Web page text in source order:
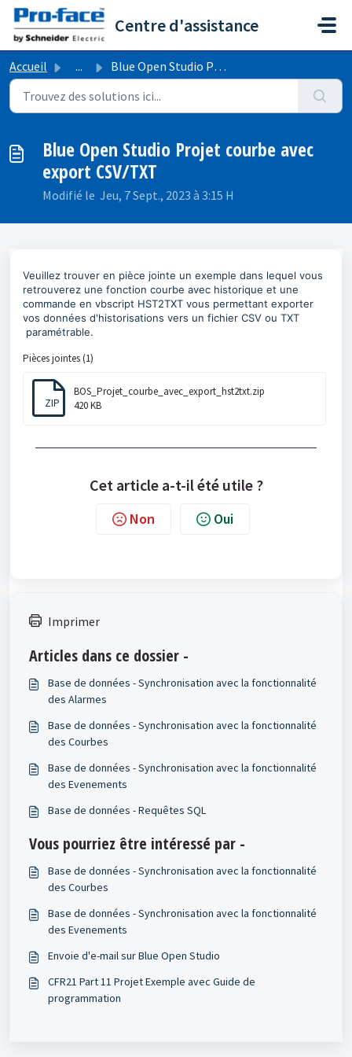
Passer au contenu principal
Centre d'assistance
Accueil ... Blue Open Studio Projet courbe avec export CSV/TXT
Blue Open Studio Projet courbe avec
export CSV/TXT
Modifié le Jeu, 7 Sept., 2023 à 3:15 H
Veuillez trouver en pièce jointe un exemple dans lequel vous
retrouverez une fonction courbe avec historique et une
commande en vbscript HST2TXT vous permettant exporter
vos données d'historisations vers un fichier CSV ou TXT
paramétrable.
Pièces jointes (1)
ZIP
BOS_Projet_courbe_avec_export_hst2txt.zip
420 KB
Cet article a-t-il été utile ?
Non Oui
Imprimer
Articles dans ce dossier -
Base de données - Synchronisation avec la fonctionnalité
des Alarmes
Base de données - Synchronisation avec la fonctionnalité
des Courbes
Base de données - Synchronisation avec la fonctionnalité
des Evenements
Base de données - Requêtes SQL
Vous pourriez être intéressé par -
Base de données - Synchronisation avec la fonctionnalité
des Courbes
Base de données - Synchronisation avec la fonctionnalité
des Evenements
Envoie d'e-mail sur Blue Open Studio
CFR21 Part 11 Projet Exemple avec Guide de
programmation